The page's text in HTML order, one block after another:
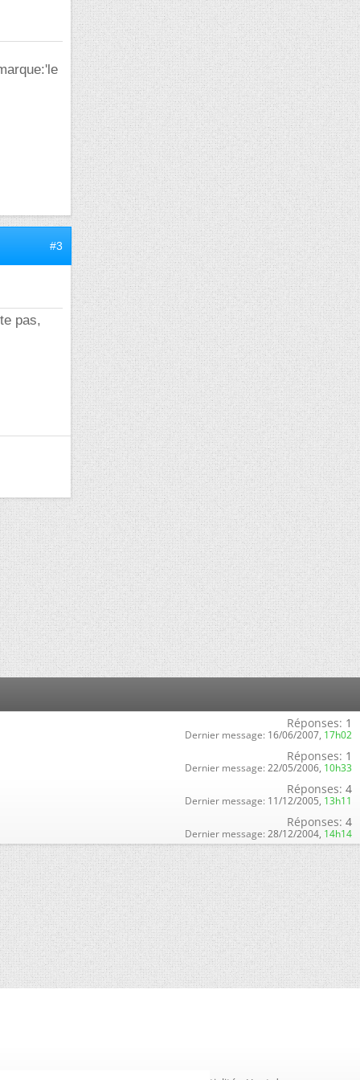
#3
pas,
Réponses: 1
Dernier message: 16/06/2007, 17h02
Réponses: 1
Dernier message: 22/05/2006, 10h33
Réponses: 4
Dernier message: 11/12/2005, 13h11
Réponses: 4
Dernier message: 28/12/2004, 14h14